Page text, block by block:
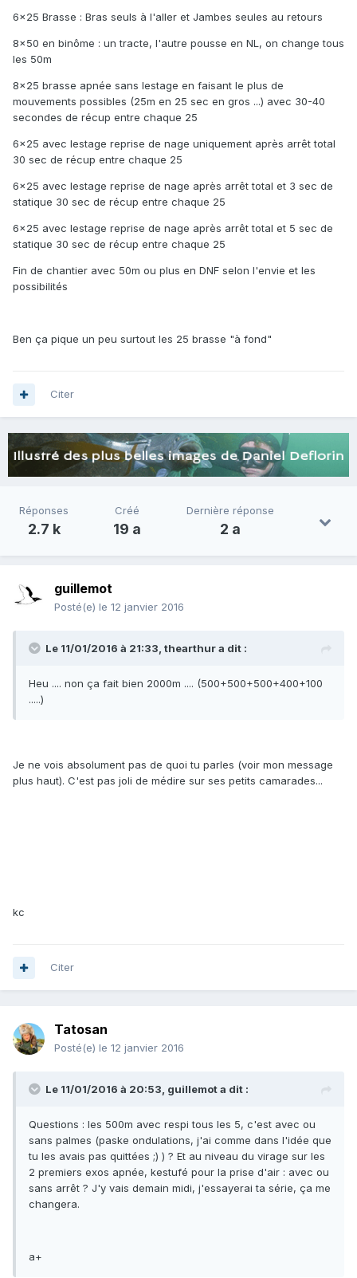
6x25 Brasse : Bras seuls à l'aller et Jambes seules au retours
8x50 en binôme : un tracte, l'autre pousse en NL, on change tous
les 50m
8x25 brasse apnée sans lestage en faisant le plus de
mouvements possibles (25m en 25 sec en gros ...) avec 30-40
secondes de récup entre chaque 25
6x25 avec lestage reprise de nage uniquement après arrêt total
30 sec de récup entre chaque 25
6x25 avec lestage reprise de nage après arrêt total et 3 sec de
statique 30 sec de récup entre chaque 25
6x25 avec lestage reprise de nage après arrêt total et 5 sec de
statique 30 sec de récup entre chaque 25
Fin de chantier avec 50m ou plus en DNF selon l'envie et les
possibilités
Ben ça pique un peu surtout les 25 brasse "à fond"
Citer
Réponses
2.7 k
Créé
19 a
Dernière réponse
2 a
guillemot
Posté(e) le 12 janvier 2016
Le 11/01/2016 à 21:33, thearthur a dit :
Heu .... non ça fait bien 2000m .... (500+500+500+400+100
.....)
Je ne vois absolument pas de quoi tu parles (voir mon message
plus haut). C'est pas joli de médire sur ses petits camarades...
kc
Citer
Tatosan
Posté(e) le 12 janvier 2016
Le 11/01/2016 à 20:53, guillemot a dit :
Questions : les 500m avec respi tous les 5, c'est avec ou
sans palmes (paske ondulations, j'ai comme dans l'idée que
tu les avais pas quittées ;) ) ? Et au niveau du virage sur les
2 premiers exos apnée, kestufé pour la prise d'air : avec ou
sans arrêt ? J'y vais demain midi, j'essayerai ta série, ça me
changera.
a+